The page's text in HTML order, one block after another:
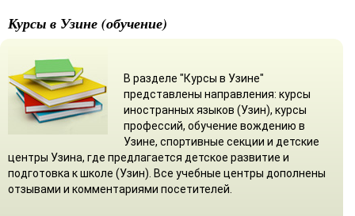
Курсы в Узине (обучение)
В разделе "Курсы в Узине"
представлены направления: курсы
иностранных языков (Узин), курсы
профессий, обучение вождению в
Узине, спортивные секции и детские
центры Узина, где предлагается детское развитие и
подготовка к школе (Узин). Все учебные центры дополнены
отзывами и комментариями посетителей.